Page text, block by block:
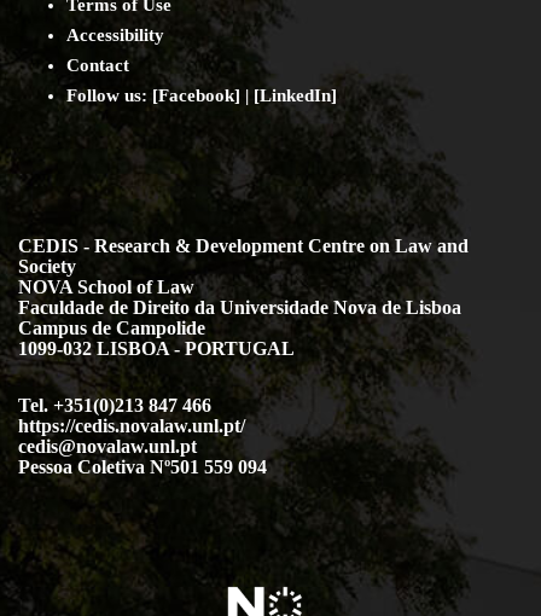
Terms of Use
Accessibility
Contact
Follow us: [Facebook] | [LinkedIn]
CEDIS - Research & Development Centre on Law and
Society
NOVA School of Law
Faculdade de Direito da Universidade Nova de Lisboa
Campus de Campolide
1099-032 LISBOA - PORTUGAL
Tel. +351(0)213 847 466
https://cedis.novalaw.unl.pt/
cedis@novalaw.unl.pt
Pessoa Coletiva Nº501 559 094